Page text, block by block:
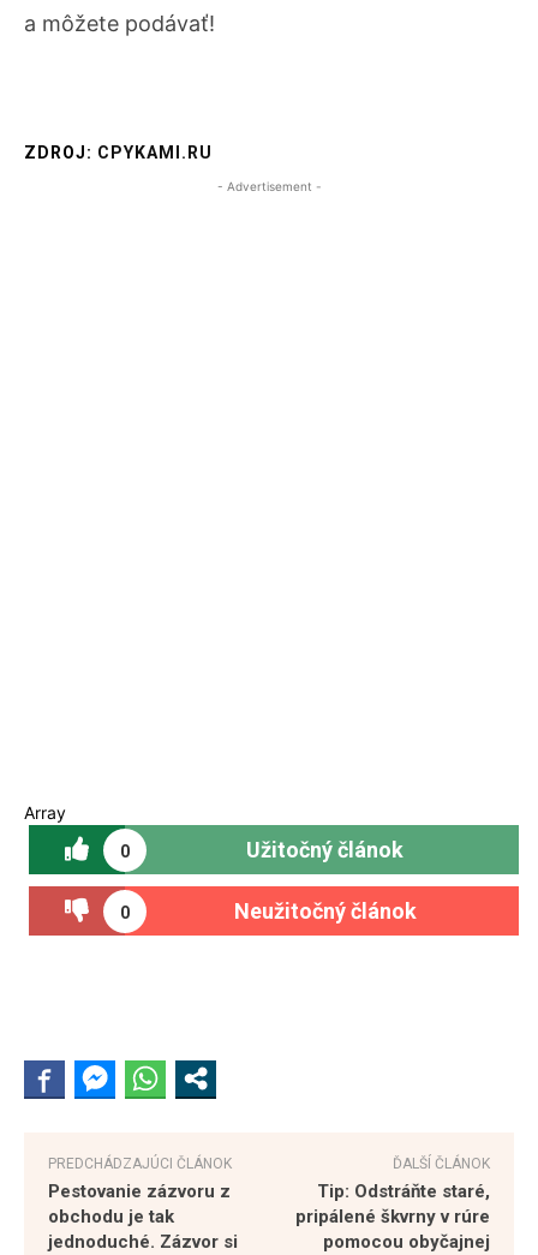
a môžete podávať!
ZDROJ: CPYKAMI.RU
- Advertisement -
Array
0 Užitočný článok
0 Neužitočný článok
PREDCHÁDZAJÚCI ČLÁNOK
Pestovanie zázvoru z
obchodu je tak
jednoduché. Zázvor si
ĎALŠÍ ČLÁNOK
Tip: Odstráňte staré,
pripálené škvrny v rúre
pomocou obyčajnej